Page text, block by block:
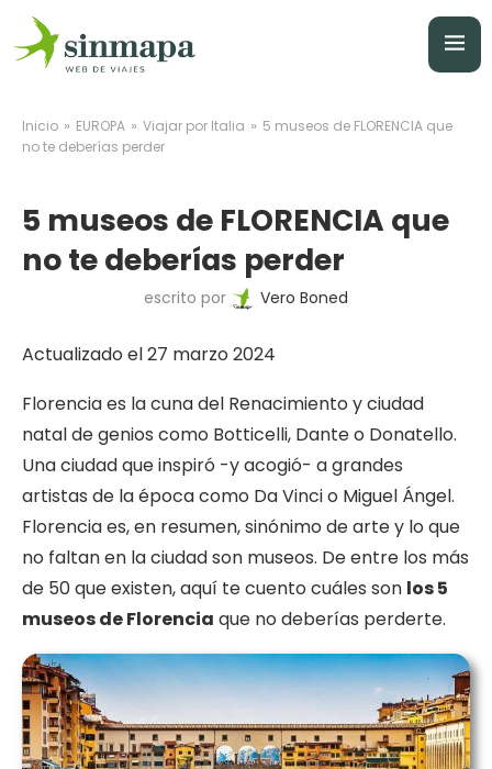
Inicio » EUROPA » Viajar por Italia » 5 museos de FLORENCIA que
no te deberías perder
5 museos de FLORENCIA que
no te deberías perder
escrito por Vero Boned
Actualizado el 27 marzo 2024
Florencia es la cuna del Renacimiento y ciudad
natal de genios como Botticelli, Dante o Donatello.
Una ciudad que inspiró -y acogió- a grandes
artistas de la época como Da Vinci o Miguel Ángel.
Florencia es, en resumen, sinónimo de arte y lo que
no faltan en la ciudad son museos. De entre los más
de 50 que existen, aquí te cuento cuáles son los 5
museos de Florencia que no deberías perderte.